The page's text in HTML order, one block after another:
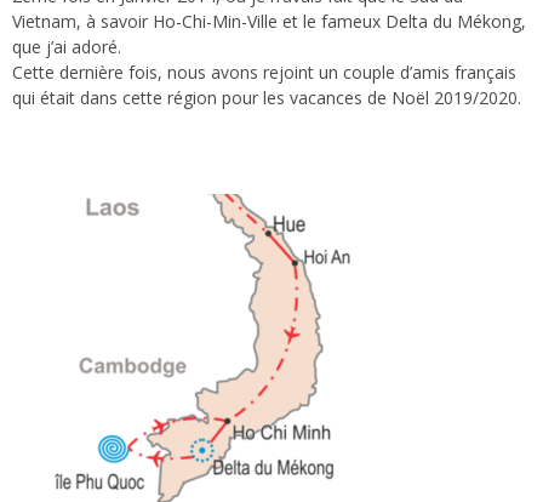
Vietnam, à savoir Ho-Chi-Min-Ville et le fameux Delta du Mékong,
que j’ai adoré.
Cette dernière fois, nous avons rejoint un couple d’amis français
qui était dans cette région pour les vacances de Noël 2019/2020.